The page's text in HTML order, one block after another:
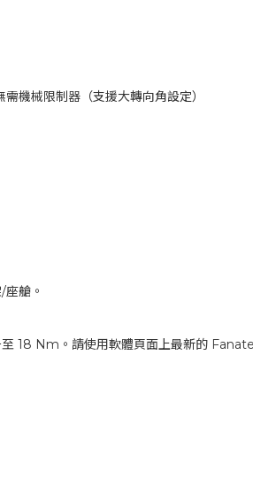
機械限制器（支援大轉向角設定）
艙。
18 Nm。請使用軟體頁面上最新的